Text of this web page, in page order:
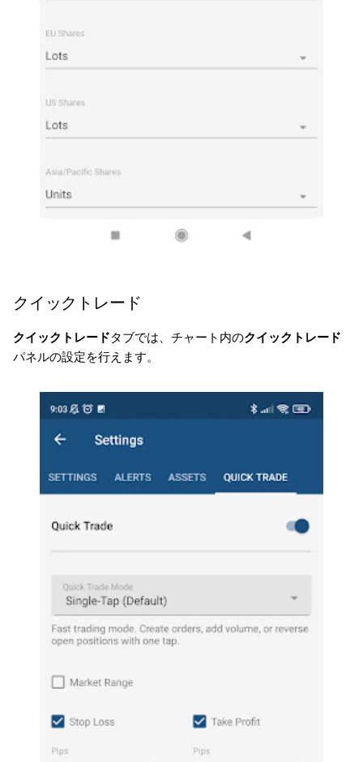
クイックトレード
クイックトレードタブでは、チャート内のクイックトレード
パネルの設定を行えます。